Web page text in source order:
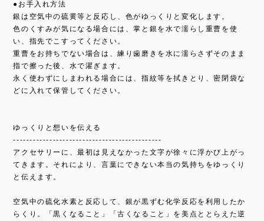
●お手入れ方法
銀は空気中の硫黄等と反応し、色がゆっくりと変化します。
色のくすみが気になる場合には、掌と銀を水で濡らし重曹を使
い、指先でこすってください。
重曹をお持ちでない場合は、練り歯磨きを水に濡らさずそのまま
指で擦った後、水で濯ぎます。
永く使わずにしまわれる場合には、指紋等を拭きとり、密閉袋な
どに入れて保管してください。
ゆっくりと想いを伝える
---------------------------------------------
アクセサリーに、最初は見えなかった文字が徐々に浮かび上がっ
てきます。それにより、言葉にできない本当の気持ちをゆっくり
と伝えます。
空気中の硫化水素と反応して、銀が黒ずむ化学反応を利用したか
らくり。「黒くなること」「古くなること」を美点ととらえた逆